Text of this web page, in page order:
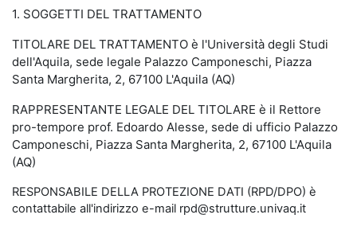
1. SOGGETTI DEL TRATTAMENTO
TITOLARE DEL TRATTAMENTO è l'Università degli Studi
dell'Aquila, sede legale Palazzo Camponeschi, Piazza
Santa Margherita, 2, 67100 L'Aquila (AQ)
RAPPRESENTANTE LEGALE DEL TITOLARE è il Rettore
pro-tempore prof. Edoardo Alesse, sede di ufficio Palazzo
Camponeschi, Piazza Santa Margherita, 2, 67100 L'Aquila
(AQ)
RESPONSABILE DELLA PROTEZIONE DATI (RPD/DPO) è
contattabile all'indirizzo e-mail rpd@strutture.univaq.it